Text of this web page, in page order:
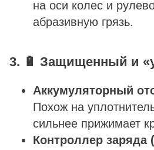
на оси колес и
абразивную грязь.
3. 🔋 Защищенный и
Аккумуляторный
Похож на
сильнее прижимает
Контроллер заряда